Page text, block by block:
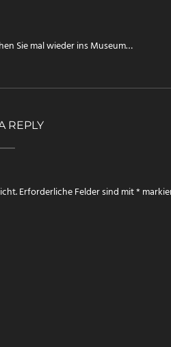
Sie mal wieder ins Museum…
REPLY
Erforderliche Felder sind mit*